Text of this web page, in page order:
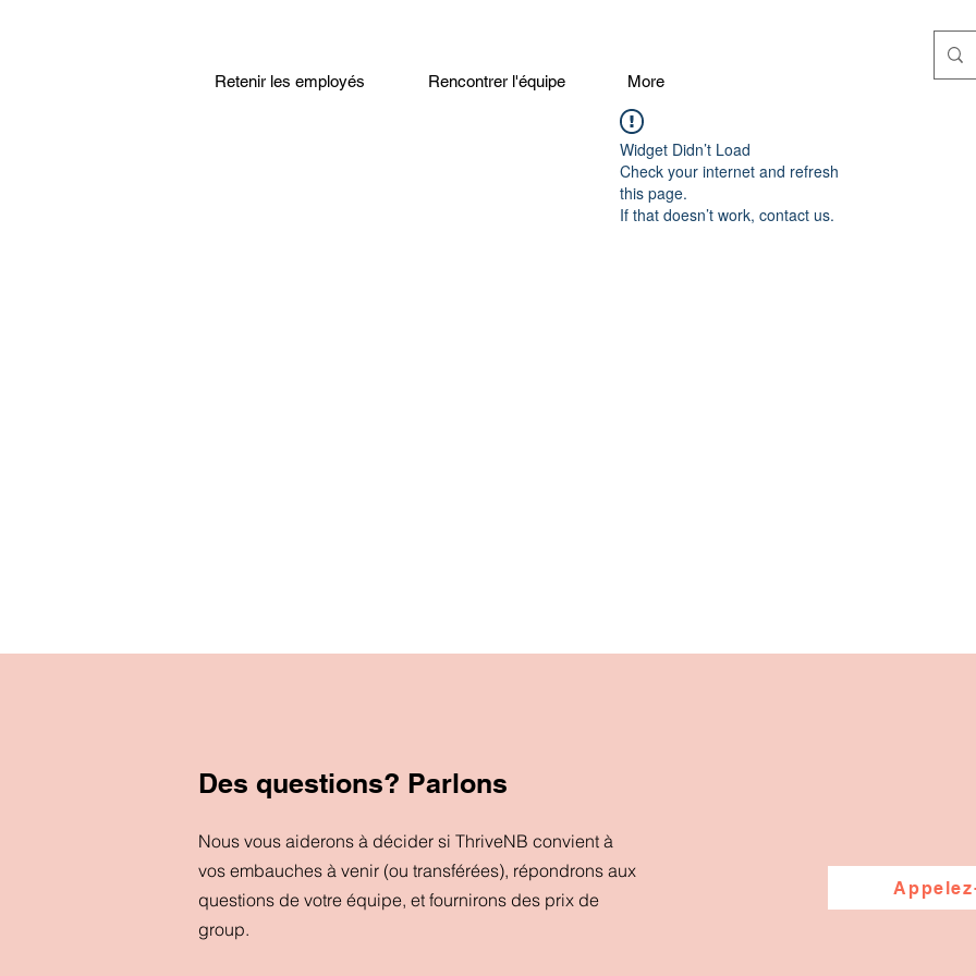
Retenir les employés Rencontrer l'équipe More
Widget Didn’t Load
Check your internet and refresh
this page.
If that doesn’t work, contact us.
Des questions? Parlons
Nous vous aiderons à décider si ThriveNB convient à
vos embauches à venir (ou transférées), répondrons aux
questions de votre équipe, et fournirons des prix de
group.